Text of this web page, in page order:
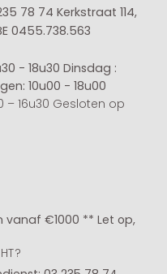
78 74 Kerkstraat 114,
0455.738.563
- 18u30 Dinsdag :
10u00 - 18u00
– 16u30 Gesloten op
vanaf €1000 ** Let op,